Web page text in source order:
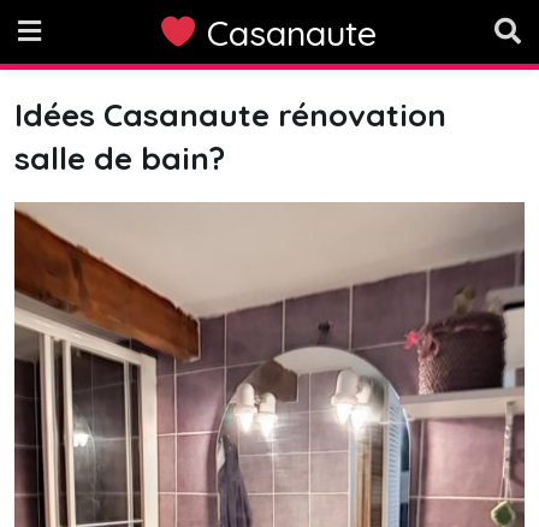
content
Casanaute
Idées Casanaute rénovation
salle de bain?